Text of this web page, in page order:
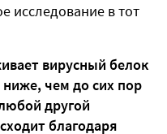
исследование в тот
вирусный белок
ниже, чем до сих пор
другой
благодаря